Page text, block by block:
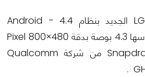
حيث أن يعمل جهاز شركة LG الجديد بنظام Android - 4.4
KitKat والذي يأتي بشاشة قياسها 4.3 بوصة بدقة 480×800 Pixel
و يحمل شريحة Snapdragon 200 من شركة Qualcomm